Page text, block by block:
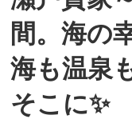
間。海の
海も温泉
そこに✨